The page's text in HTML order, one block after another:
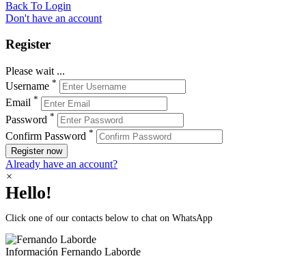
Back To Login
Don't have an account
Register
Please wait ...
Username *
Email *
Password *
Confirm Password *
Register now
Already have an account?
×
Hello!
Click one of our contacts below to chat on WhatsApp
Información Fernando Laborde